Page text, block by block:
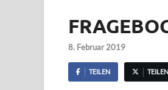
8. Februar 2019
TEILEN TEILEN